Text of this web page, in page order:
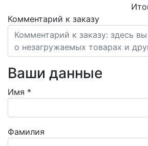
Комментарий к заказу
Ваши данные
Имя *
Фамилия